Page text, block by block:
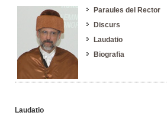
Paraules del Rector
Discurs
Laudatio
Biografia
Laudatio